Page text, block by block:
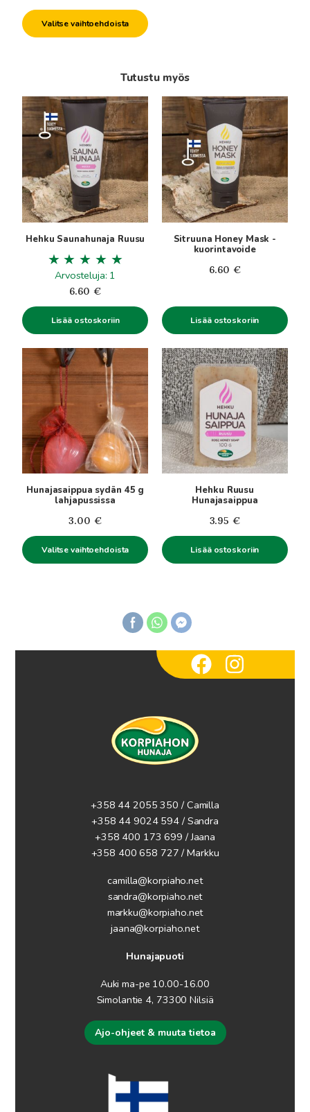
3.00€
-
5.90€
Valitse vaihtoehdoista
Tutustu myös
Hehku Saunahunaja Ruusu
Arvosteluja: 1
6.60 €
Lisää ostoskoriin
Sitruuna Honey Mask -
kuorintavoide
6.60 €
Lisää ostoskoriin
Hunajasaippua sydän 45 g
lahjapussissa
3.00 €
Valitse vaihtoehdoista
Tällä
tuotteella
on
useampi
muunnelma.
Voit
tehdä
valinnat
sivulla.
Hehku Ruusu
Hunajasaippua
3.95 €
Lisää ostoskoriin
+358 44 2055 350 / Camilla
+358 44 9024 594 / Sandra
+358 400 173 699 / Jaana
+358 400 658 727 / Markku
camilla@korpiaho.net
sandra@korpiaho.net
markku@korpiaho.net
jaana@korpiaho.net
Hunajapuoti
Auki ma-pe 10.00-16.00
Simolantie 4, 73300 Nilsiä
Ajo-ohjeet & muuta tietoa